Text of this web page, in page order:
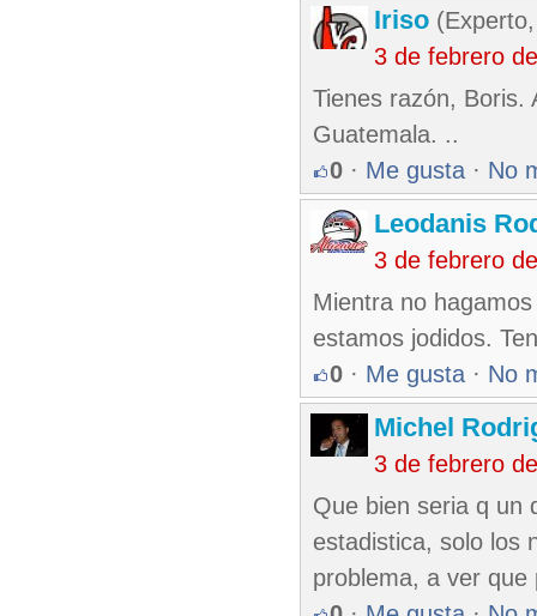
Iriso
3 de febrero
Tienes razón, Boris.
Guatemala. ..
0 · Me gusta · No
Leodanis
3 de febrero
Mientra no
estamos jodidos.
0 · Me gusta · No
Michel
3 de febrero
Que bien seria q un
estadistica, solo los
problema, a ver que